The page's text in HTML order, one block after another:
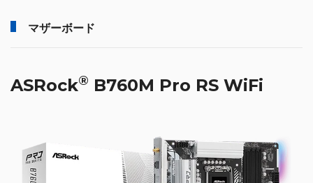
マザーボード
ASRock® B760M Pro RS WiFi